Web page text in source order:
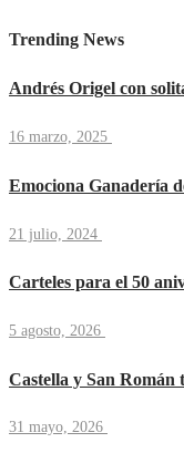
Trending News
Andrés Origel con
16 marzo, 2025
Emociona Ganadería
21 julio, 2024
Carteles para el 50
5 agosto, 2026
Castella y San Román
31 mayo, 2026